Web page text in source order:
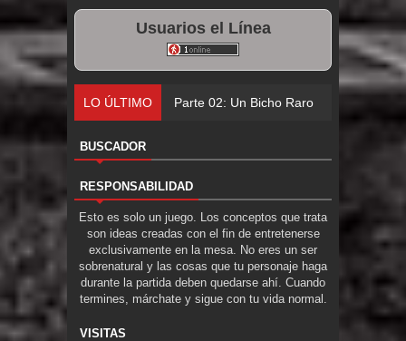
Usuarios el Línea
LO ÚLTIMO Parte 02: Un Bicho Raro
BUSCADOR
RESPONSABILIDAD
Esto es solo un juego. Los conceptos que trata
son ideas creadas con el fin de entretenerse
exclusivamente en la mesa. No eres un ser
sobrenatural y las cosas que tu personaje haga
durante la partida deben quedarse ahí. Cuando
termines, márchate y sigue con tu vida normal.
VISITAS